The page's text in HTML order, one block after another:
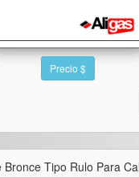
Precio $
Bronce Tipo Rulo Para